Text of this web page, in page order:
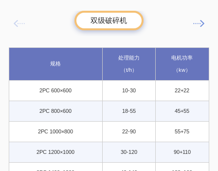
双级破碎机
规格
处理能力
（t/h）
电机功率
（kw）
2PC 600×600 10-30 22+22
2PC 800×600 18-55 45+55
2PC 1000×800 22-90 55+75
2PC 1200×1000 30-120 90+110